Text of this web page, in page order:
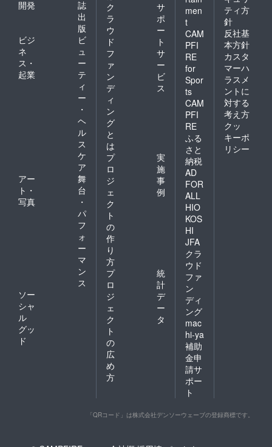
開発
誌
出
版
ビジ
ネ
ス・
起業
ビ
ュ
ー
テ
ィ
ー
・
ヘ
ル
ス
ケ
ア
アー
ト・
写真
舞
台
・
パ
フ
ォ
ー
マ
ン
ス
ソー
シャ
ル
グッ
ド
ク
ラ
ウ
ド
フ
ァ
ン
デ
ィ
ン
グ
と
は
サ
ポ
ー
ト
サ
ー
ビ
ス
プ
ロ
ジ
ェ
ク
ト
の
作
り
方
実
施
事
例
プ
ロ
ジ
ェ
ク
ト
の
広
め
方
統
計
デ
ー
タ
men
t
CAM
PFI
RE
for
Spor
ts
CAM
PFI
RE
ふる
さと
納税
AD
FOR
ALL
HIO
KOS
HI
JFA
クラ
ウド
ファ
ン
ディ
ング
mac
hi-ya
補助
金申
請サ
ポー
ト
ティ方
針
反社基
本方針
カスタ
マーハ
ラスメ
ントに
対する
考え方
クッ
キーポ
リシー
「QRコード」は株式会社デンソーウェーブの登録商標です。